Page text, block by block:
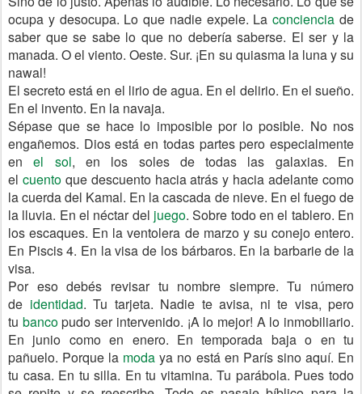
ocupa y desocupa. Lo que nadie expele. Laconciencia de
saber que se sabe lo que no debería saberse. El ser y la
manada. O el viento. Oeste. Sur. ¡En su quiasma la luna y su
nawal!
El secreto está en el lirio de agua. En el delirio. En el sueño.
En el invento. En la navaja.
Sépase que se hace lo imposible por lo posible. No nos
engañemos. Dios está en todas partes pero especialmente
enel sol, en los soles de todas las galaxias. En
el cuentoque descuento hacia atrás y hacia adelante como
la cuerda del Kamal. En la cascada de nieve. En el fuego de
la lluvia. En el néctar del juego. Sobre todo en el tablero. En
los escaques. En la ventolera de marzo y su conejo entero.
En Piscis 4. En la visa de los bárbaros. En la barbarie de la
visa.
Por eso debés revisar tu nombre siempre. Tu número
de identidad. Tu tarjeta. Nadie te avisa, ni te visa, pero
tu bancopudo ser intervenido. ¡A lo mejor! A lo inmobiliario.
En junio como en enero. En temporada baja o en tu
pañuelo. Porque la moda ya no está en París sino aquí. En
tu casa. En tu silla. En tu vitamina. Tu parábola. Pues todo